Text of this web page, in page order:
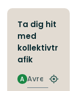
Ta dig hit
med
kollektivtr
afik
Avresa
A
Hitta